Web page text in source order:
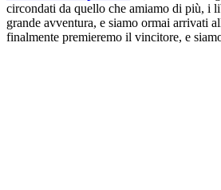
circondati da quello che amiamo di più, i
grande avventura, e siamo ormai arrivati
finalmente premieremo il vincitore, e